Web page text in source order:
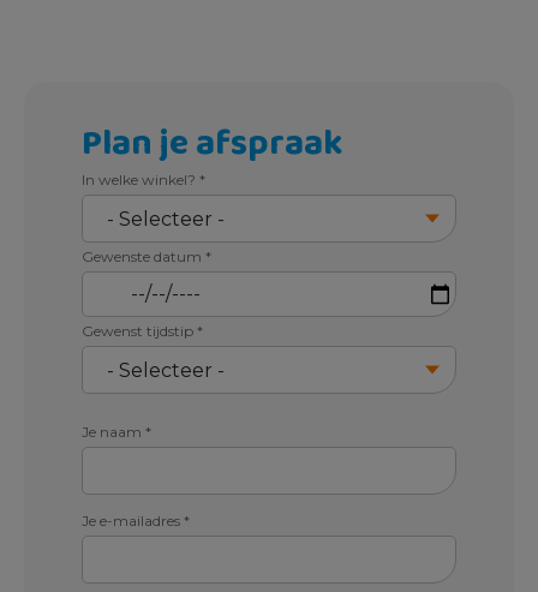
Plan je afspraak
In welke winkel? *
Gewenste datum *
Gewenst tijdstip *
Je naam *
Je e-mailadres *